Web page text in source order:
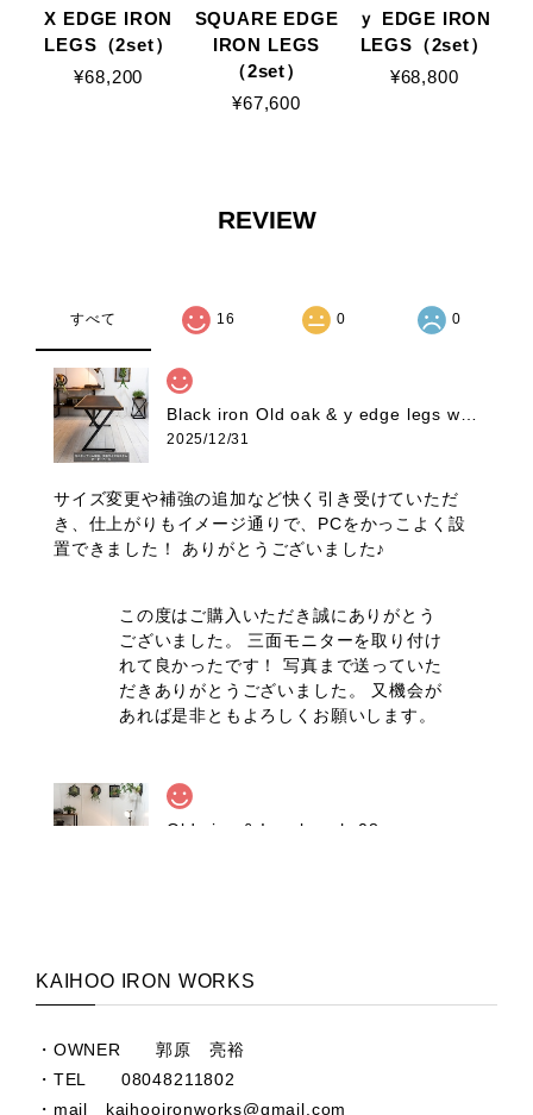
X EDGE IRON
LEGS（2set）
¥68,200
SQUARE EDGE
IRON LEGS
（2set）
¥67,600
ｙ EDGE IRON
LEGS（2set）
¥68,800
REVIEW
すべて 16 0 0
2025/12/31
サイズ変更や補強の追加など快く引き受けていただ
き、仕上がりもイメージ通りで、PCをかっこよく設
置できました！ ありがとうございました♪
この度はご購入いただき誠にありがとう
ございました。 三面モニターを取り付け
れて良かったです！ 写真まで送っていた
だきありがとうございました。 又機会が
あれば是非ともよろしくお願いします。
Old pine & Iron bench-08
ベンチとデスクのセットでのご購入あり
ろしくお願いします。
KAIHOO IRON WORKS
・OWNER 郭原 亮裕
・TEL 08048211802
・mail kaihooironworks@gmail.com